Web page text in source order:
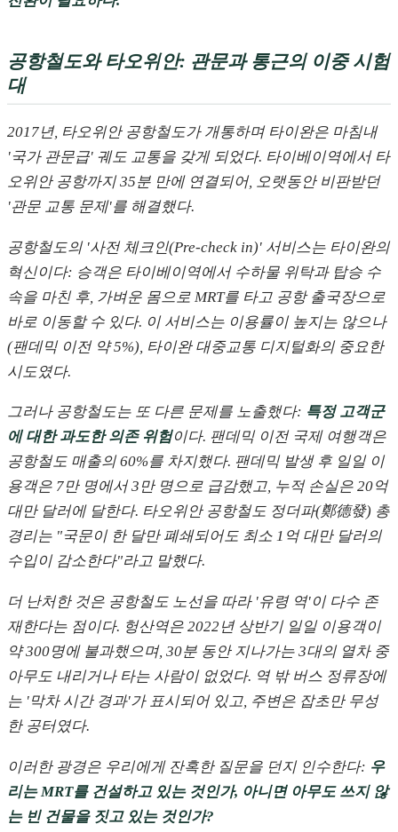
공항철도와 타오위안: 관문과 통근의 이중 시험
대
2017년, 타오위안 공항철도가 개통하며 타이완은 마침내
'국가 관문급' 궤도 교통을 갖게 되었다. 타이베이역에서 타
오위안 공항까지 35분 만에 연결되어, 오랫동안 비판받던
'관문 교통 문제'를 해결했다.
공항철도의 '사전 체크인(Pre-check in)' 서비스는 타이완의
혁신이다: 승객은 타이베이역에서 수하물 위탁과 탑승 수
속을 마친 후, 가벼운 몸으로 MRT를 타고 공항 출국장으로
바로 이동할 수 있다. 이 서비스는 이용률이 높지는 않으나
(팬데믹 이전 약 5%), 타이완 대중교통 디지털화의 중요한
시도였다.
그러나 공항철도는 또 다른 문제를 노출했다: 특정 고객군
에 대한 과도한 의존 위험이다. 팬데믹 이전 국제 여행객은
공항철도 매출의 60%를 차지했다. 팬데믹 발생 후 일일 이
용객은 7만 명에서 3만 명으로 급감했고, 누적 손실은 20억
대만 달러에 달한다. 타오위안 공항철도 정더파(鄭德發) 총
경리는 "국문이 한 달만 폐쇄되어도 최소 1억 대만 달러의
수입이 감소한다"라고 말했다.
더 난처한 것은 공항철도 노선을 따라 '유령 역'이 다수 존
재한다는 점이다. 헝산역은 2022년 상반기 일일 이용객이
약 300명에 불과했으며, 30분 동안 지나가는 3대의 열차 중
아무도 내리거나 타는 사람이 없었다. 역 밖 버스 정류장에
는 '막차 시간 경과'가 표시되어 있고, 주변은 잡초만 무성
한 공터였다.
이러한 광경은 우리에게 잔혹한 질문을 던지 인수한다: 우
리는 MRT를 건설하고 있는 것인가, 아니면 아무도 쓰지 않
는 빈 건물을 짓고 있는 것인가?